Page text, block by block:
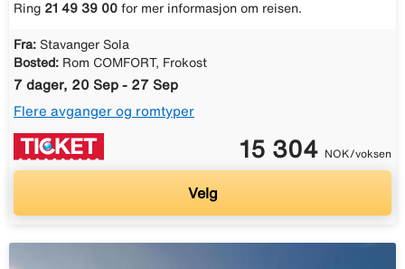
Ring 21 49 39 00 for mer informasjon om reisen.
Fra: Stavanger Sola
Bosted: Rom COMFORT, Frokost
7 dager, 20 Sep - 27 Sep
Flere avganger og romtyper
15 304 NOK/voksen
Velg